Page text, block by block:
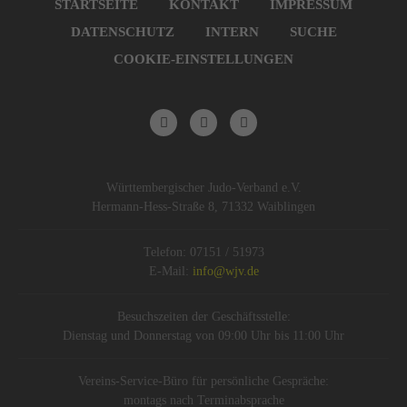
STARTSEITE KONTAKT
IMPRESSUM
DATENSCHUTZ
INTERN
SUCHE
COOKIE-EINSTELLUNGEN
Württembergischer Judo-Verband e.V.
Hermann-Hess-Straße 8, 71332 Waiblingen
Telefon: 07151 / 51973
E-Mail: info@wjv.de
Besuchszeiten der Geschäftsstelle:
Dienstag und Donnerstag von 09:00 Uhr bis 11:00 Uhr
Vereins-Service-Büro für persönliche Gespräche:
montags nach Terminabsprache